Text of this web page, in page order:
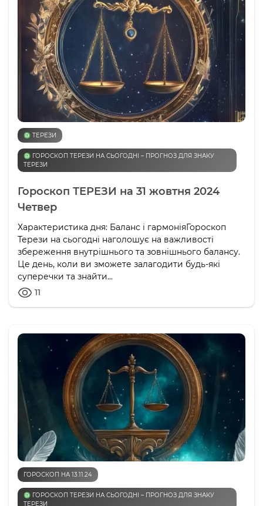
♎️ ТЕРЕЗИ
♎️ ГОРОСКОП ТЕРЕЗИ НА СЬОГОДНІ – ПРОГНОЗ ДЛЯ ЗНАКУ
ТЕРЕЗИ
Гороскоп ТЕРЕЗИ на 31 жовтня 2024
Четвер
Характеристика дня: Баланс і гармоніяГороскоп
Терези на сьогодні наголошує на важливості
збереження внутрішнього та зовнішнього балансу.
Це день, коли ви зможете залагодити будь-які
суперечки та знайти...
11
ГОРОСКОП НА 13.11.24
♎️ ГОРОСКОП ТЕРЕЗИ НА СЬОГОДНІ – ПРОГНОЗ ДЛЯ ЗНАКУ
ТЕРЕЗИ